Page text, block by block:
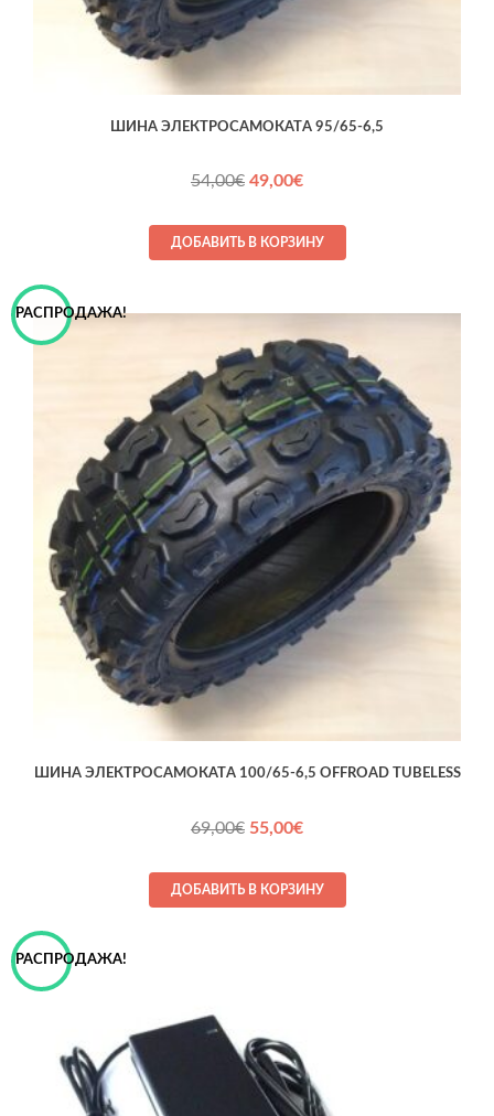
ШИНА ЭЛЕКТРОСАМОКАТA 95/65-6,5
54,00€ Первоначальная
составляла
54,00€.
49,00€Текущая
49,00€.
ДОБАВИТЬ В КОРЗИНУ
РАСПРОДАЖА!
ШИНА ЭЛЕКТРОСАМОКАТA 100/65-6,5 OFFROAD TUBELESS
69,00€ Первоначальная
составляла
69,00€.
55,00€Текущая
55,00€.
ДОБАВИТЬ В КОРЗИНУ
РАСПРОДАЖА!